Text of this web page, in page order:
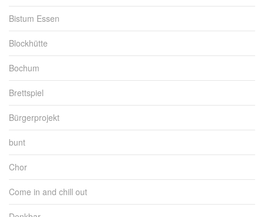
Bistum Essen
Blockhütte
Bochum
Brettspiel
Bürgerprojekt
bunt
Chor
Come in and chill out